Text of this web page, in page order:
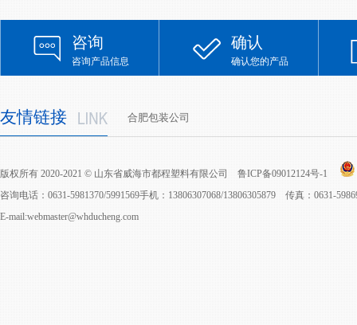
咨询
咨询产品信息
确认
确认您的产品
友情链接 合肥包装公司
版权所有 2020-2021 © 山东省威海市都程塑料有限公司 鲁ICP备09012124号-1
咨询电话：0631-5981370/5991569手机：13806307068/13806305879 传真：0631-
E-mail:webmaster@whducheng.com